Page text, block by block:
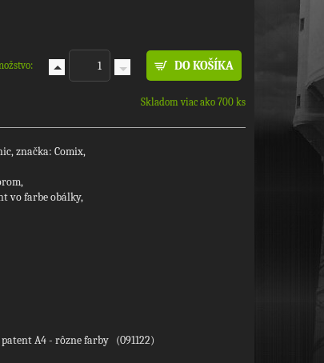
Skladom viac ako 700 ks
značka: Comix,
vo farbe obálky,
patent A4 - rôzne farby (091122)